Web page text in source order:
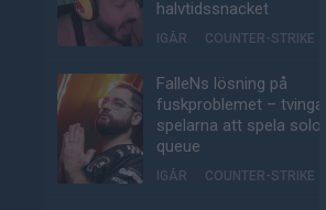
halvtidssnacket
IGÅR COUNTER-STRIKE
FalleNs lösning på
fuskproblemet – tvinga
spelarna att spela solo-
queue
IGÅR COUNTER-STRIKE